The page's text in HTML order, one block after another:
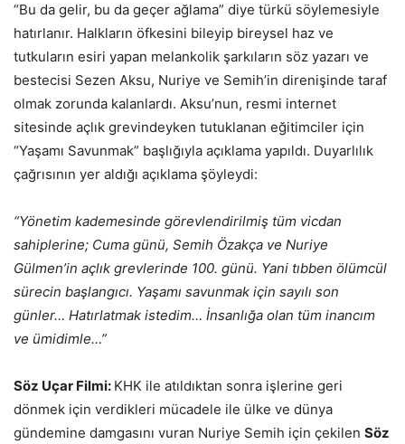
“Bu da gelir, bu da geçer ağlama” diye türkü söylemesiyle
hatırlanır. Halkların öfkesini bileyip bireysel haz ve
tutkuların esiri yapan melankolik şarkıların söz yazarı ve
bestecisi Sezen Aksu, Nuriye ve Semih’in direnişinde taraf
olmak zorunda kalanlardı. Aksu’nun, resmi internet
sitesinde açlık grevindeyken tutuklanan eğitimciler için
“Yaşamı Savunmak” başlığıyla açıklama yapıldı. Duyarlılık
çağrısının yer aldığı açıklama şöyleydi:
“Yönetim kademesinde görevlendirilmiş tüm vicdan
sahiplerine; Cuma günü, Semih Özakça ve Nuriye
Gülmen’in açlık grevlerinde 100. günü. Yani tıbben ölümcül
sürecin başlangıcı. Yaşamı savunmak için sayılı son
günler… Hatırlatmak istedim… İnsanlığa olan tüm inancım
ve ümidimle…”
Söz Uçar Filmi: KHK ile atıldıktan sonra işlerine geri
dönmek için verdikleri mücadele ile ülke ve dünya
gündemine damgasını vuran Nuriye Semih için çekilen Söz